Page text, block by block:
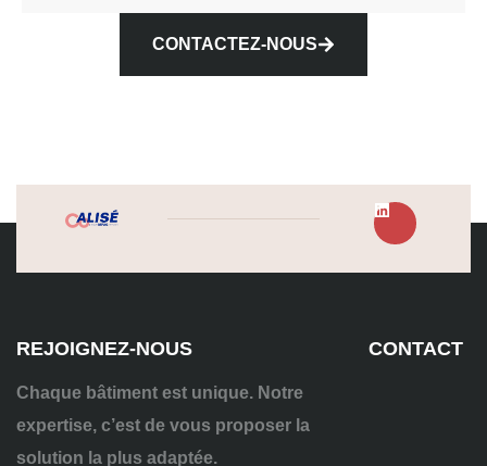
CONTACTEZ-NOUS
REJOIGNEZ-NOUS
Chaque bâtiment est unique. Notre
expertise, c’est de vous proposer la
solution la plus adaptée.
CONTACT